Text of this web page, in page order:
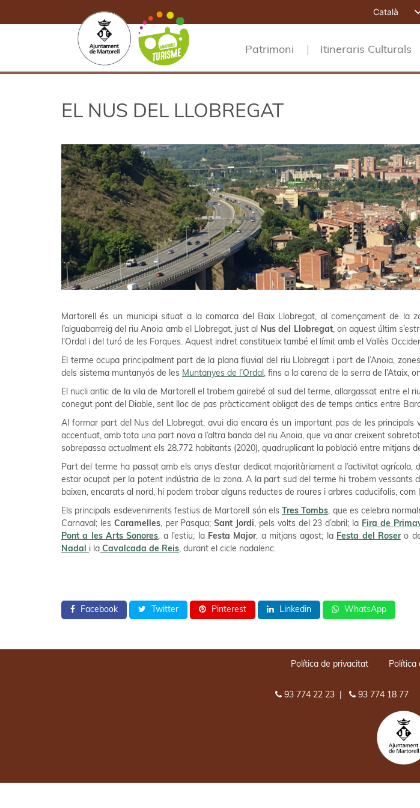
Català
English (UK)
Français
Patrimoni Itineraris Culturals
EL NUS DEL LLOBREGAT
Martorell és un municipi situat a la comarca del Baix Llobregat, al començament de la
l’aiguabarreig del riu Anoia amb el Llobregat, just al Nus del Llobregat, on aquest últim
l’Ordal i del turó de les Forques. Aquest indret constitueix també el límit amb el Vallès
El terme ocupa principalment part de la plana fluvial del riu Llobregat i part de l’Anoia,
dels sistema muntanyós de les Muntanyes de l’Ordal, fins a la carena de la serra de l’Ataix,
El nucli antic de la vila de Martorell el trobem gairebé al sud del terme, allargassat entre el
conegut pont del Diable, sent lloc de pas pràcticament obligat des de temps antics entre
Al formar part del Nus del Llobregat, avui dia encara és un important pas de les
accentuat, amb tota una part nova a l’altra banda del riu Anoia, que va anar creixent
sobrepassa actualment els 28.772 habitants (2020), quadruplicant la població entre mitjans
Part del terme ha passat amb els anys d’estar dedicat majoritàriament a l’activitat
estar ocupat per la potent indústria de la zona. A la part sud del terme hi trobem vessants
baixen, encarats al nord, hi podem trobar alguns reductes de roures i arbres caducifolis, com
Els principals esdeveniments festius de Martorell són els Tres Tombs, que es celebra
Carnaval; les Caramelles, per Pasqua;Sant Jordi, pels volts del 23 d’abril; la Fira de
Pont a les Arts Sonores, a l’estiu; la Festa Major, a mitjans agost; la Festa del Rosero
Nadal i la Cavalcada de Reis, durant el cicle nadalenc.
Facebook Twitter Pinterest Linkedin WhatsApp
Política de privacitat Política
93 774 22 23| 93 774 18 77